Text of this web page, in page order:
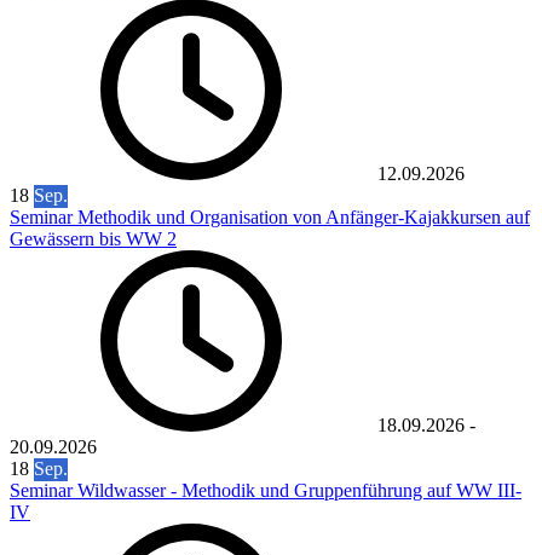
12.09.2026
18 Sep.
Seminar Methodik und Organisation von Anfänger-Kajakkursen auf
Gewässern bis WW 2
18.09.2026 -
20.09.2026
18 Sep.
Seminar Wildwasser - Methodik und Gruppenführung auf WW III-
IV